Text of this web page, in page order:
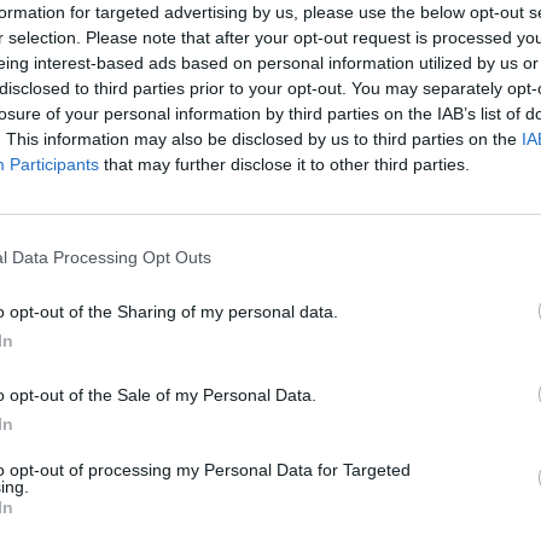
for targeted advertising by us, please use the below opt-out
selection. Please note that after your opt-out request is processed
interest-based ads based on personal information utilized by us
to third parties prior to your opt-out. You may separately
of your personal information by third parties on the IAB’s list of
This information may also be disclosed by us to third parties on the
Participants that may further disclose it to other third parties.
Data Processing Opt Outs
opt-out of the Sharing of my personal data.
opt-out of the Sale of my Personal Data.
opt-out of processing my Personal Data for Targeted
su labor en la promoción de la actividad física y su
liderado por la Fundación España Activa, tiene
a agentes sociales y entidades comprometidas
como motor de transformación social. “Nos
a estos referentes cuya labor incansable está
será homenajeada por sus logros deportivos y los
largo de su carrera. El Grupo Profith, de la
actividad física en distintos grupos poblacionales.
el reconocimiento llega por su campaña “Objetivo
Ledo será reconocida por su impacto en el sector
la innovación y el emprendimiento en la